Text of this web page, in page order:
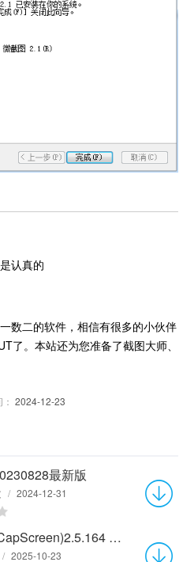
认真的
数二的软件，相信有很多的小伙伴
了。本站还为您准备了截图大师、
2024-12-23
最新版
/ 2024-12-31
电脑截图软件(CapScreen)2.5.164 自由截屏版
/ 2025-10-23